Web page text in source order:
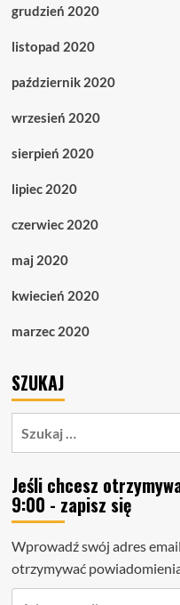
grudzień 2020
listopad 2020
październik 2020
wrzesień 2020
sierpień 2020
lipiec 2020
czerwiec 2020
maj 2020
kwiecień 2020
marzec 2020
SZUKAJ
Jeśli chcesz
9:00 - zapisz się
Wprowadź swój adres
otrzymywać